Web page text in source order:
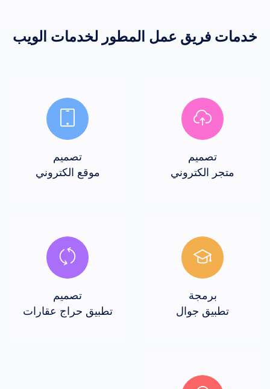
خدمات فريق عمل المطور لخدمات الويب
تصميم
متجر الكتروني
تصميم
موقع الكتروني
برمجة
تطبيق جوال
تصميم
تطبيق حراج عقارات